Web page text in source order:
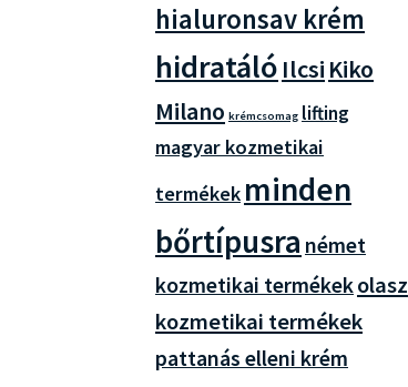
hialuronsav krém
hidratáló Ilcsi Kiko
Milano krémcsomag lifting
magyar kozmetikai
termékek minden
bőrtípusra német
kozmetikai termékekolasz
kozmetikai termékek
pattanás elleni krém